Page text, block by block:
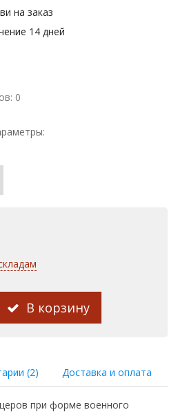
на заказ
14 дней
0
В корзину
(2) Доставка и оплата
при форме военного